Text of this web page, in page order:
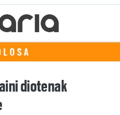
diotenak